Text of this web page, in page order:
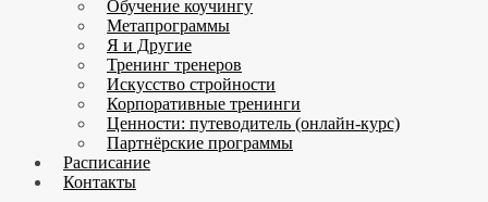
Обучение коучингу
Метапрограммы
Я и Другие
Тренинг тренеров
Искусство стройности
Корпоративные тренинги
Ценности: путеводитель (онлайн-курс)
Партнёрские программы
Расписание
Контакты